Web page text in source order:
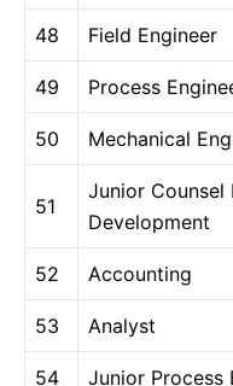
48 Field Engineer
49 Process
50 Mechanical
51
Junior Counsel
Development
52 Accounting
53 Analyst
54 Junior Process